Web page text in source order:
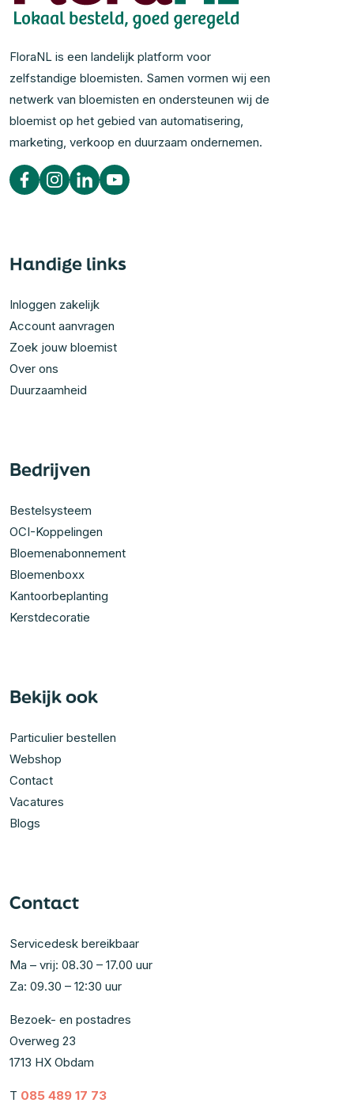
FloraNL is een landelijk platform voor
zelfstandige bloemisten. Samen vormen wij een
netwerk van bloemisten en ondersteunen wij de
bloemist op het gebied van automatisering,
marketing, verkoop en duurzaam ondernemen.
Handige links
Inloggen zakelijk
Account aanvragen
Zoek jouw bloemist
Over ons
Duurzaamheid
Bedrijven
Bestelsysteem
OCI-Koppelingen
Bloemenabonnement
Bloemenboxx
Kantoorbeplanting
Kerstdecoratie
Bekijk ook
Particulier bestellen
Webshop
Contact
Vacatures
Blogs
Contact
Servicedesk bereikbaar
Ma – vrij: 08.30 – 17.00 uur
Za: 09.30 – 12:30 uur
Bezoek- en postadres
Overweg 23
1713 HX Obdam
T 085 489 17 73